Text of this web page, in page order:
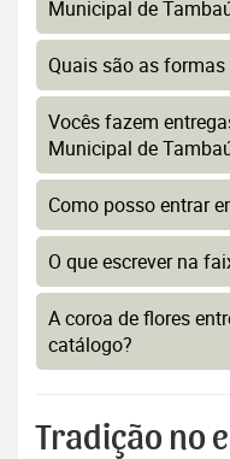
Municipal de
Quais são as
Vocês fazem
Municipal de
Como posso entrar
O que escrever na
A coroa de flores
catálogo?
Tradição no